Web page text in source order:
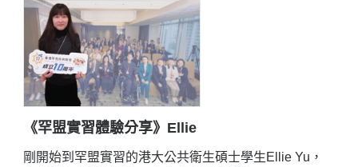
《罕盟實習體驗分享》Ellie
剛開始到罕盟實習的港大公共衛生碩士學生Ellie Yu，